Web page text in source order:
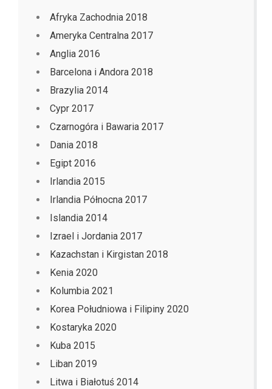
Afryka Zachodnia 2018
Ameryka Centralna 2017
Anglia 2016
Barcelona i Andora 2018
Brazylia 2014
Cypr 2017
Czarnogóra i Bawaria 2017
Dania 2018
Egipt 2016
Irlandia 2015
Irlandia Północna 2017
Islandia 2014
Izrael i Jordania 2017
Kazachstan i Kirgistan 2018
Kenia 2020
Kolumbia 2021
Korea Południowa i Filipiny 2020
Kostaryka 2020
Kuba 2015
Liban 2019
Litwa i Białotuś 2014